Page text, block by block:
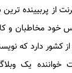
از پربیینده
مخاطبان و
کشور دارد که
خواننده یک